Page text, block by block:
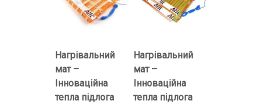
Нагрівальний
мат –
Інноваційна
тепла підлога
Нагрівальний
мат –
Інноваційна
тепла підлога